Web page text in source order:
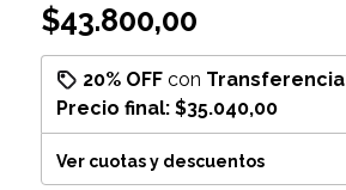
$43.800,00
20% OFFcon Transferencia
Precio final: $35.040,00
Ver cuotas y descuentos